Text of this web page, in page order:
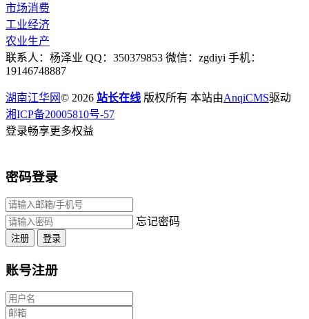
市场消费
工业经济
农业生产
联系人：杨泽业 QQ：350379853 微信：zgdiyi 手机：
19146748887
湖南江华网© 2026 站长在线 版权所有 本站由AnqiCMS驱动
湘ICP备20005810号-57
登录畅享更多权益
密码登录
忘记密码
注册 登录
账号注册